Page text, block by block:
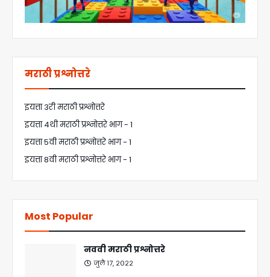
मराठी प्रश्नोत्तरे
इयत्ता 3री मराठी प्रश्नोत्तरे
इयत्ता 4थी मराठी प्रश्नोत्तरे भाग - 1
इयत्ता 5वी मराठी प्रश्नोत्तरे भाग - 1
इयत्ता 8वी मराठी प्रश्नोत्तरे भाग - 1
Most Popular
नववी मराठी प्रश्नोत्तरे
जुलै १७, २०२२